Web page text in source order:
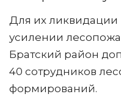
Для их
усилении
Братский район
40 сотрудников
формирований.